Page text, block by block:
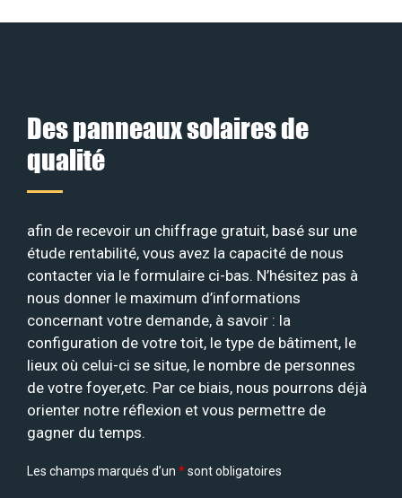
Des panneaux solaires de
qualité
afin de recevoir un chiffrage gratuit, basé sur une
étude rentabilité, vous avez la capacité de nous
contacter via le formulaire ci-bas. N’hésitez pas à
nous donner le maximum d’informations
concernant votre demande, à savoir : la
configuration de votre toit, le type de bâtiment, le
lieux où celui-ci se situe, le nombre de personnes
de votre foyer,etc. Par ce biais, nous pourrons déjà
orienter notre réflexion et vous permettre de
gagner du temps.
Les champs marqués d’un *sont obligatoires